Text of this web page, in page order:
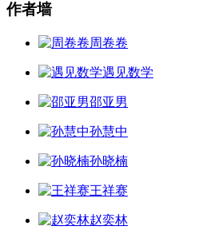
作者墙
周卷卷
遇见数学
邵亚男
孙慧中
孙晓楠
王祥赛
赵奕林